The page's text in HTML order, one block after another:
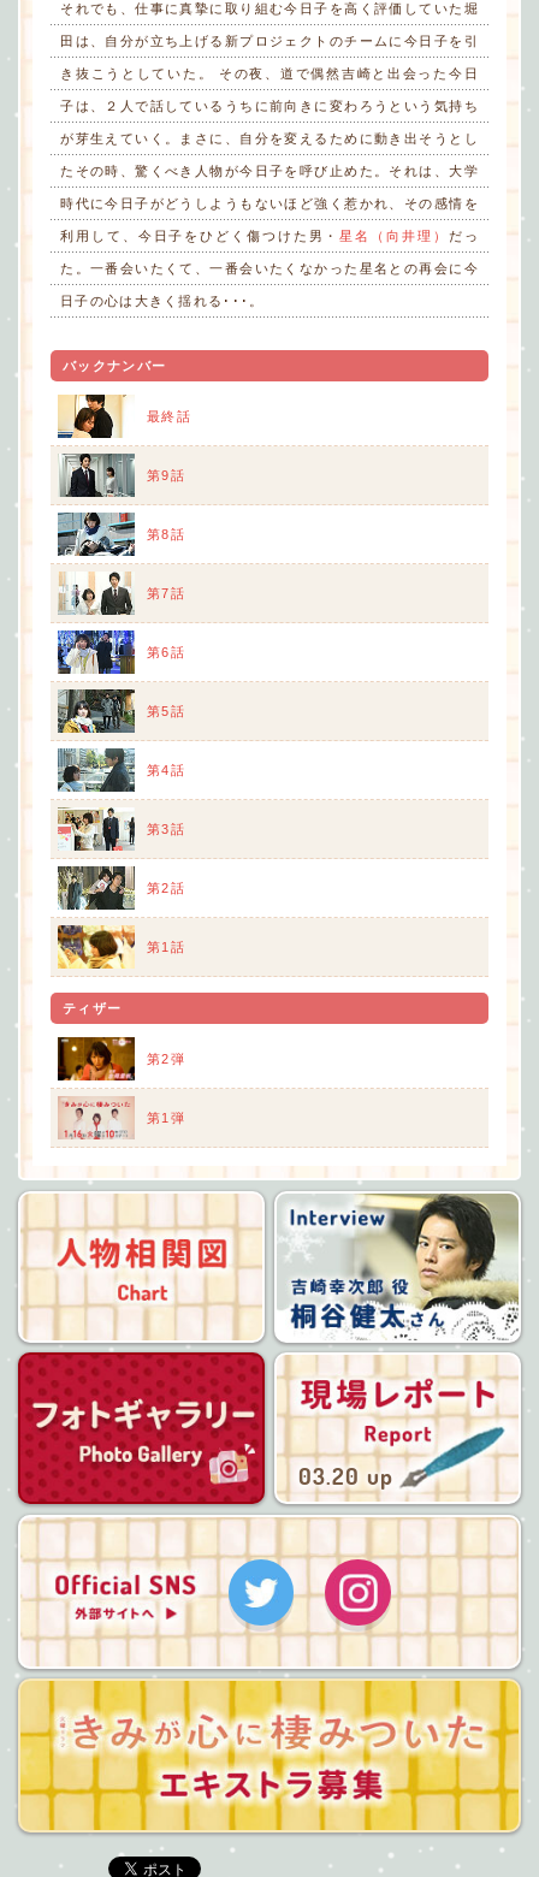
それでも、仕事に真摯に取り組む今日子を高く評価していた堀
田は、自分が立ち上げる新プロジェクトのチームに今日子を引
き抜こうとしていた。 その夜、道で偶然吉崎と出会った今日
子は、２人で話しているうちに前向きに変わろうという気持ち
が芽生えていく。まさに、自分を変えるために動き出そうとし
たその時、驚くべき人物が今日子を呼び止めた。それは、大学
時代に今日子がどうしようもないほど強く惹かれ、その感情を
利用して、今日子をひどく傷つけた男・星名（向井理） だっ
た。一番会いたくて、一番会いたくなかった星名との再会に今
日子の心は大きく揺れる･･･。
バックナンバー
最終話
第9話
第8話
第7話
第6話
第5話
第4話
第3話
第2話
第1話
ティザー
第2弾
第1弾
人物相関図
フォトギャラリー
03.20 up
Twitter